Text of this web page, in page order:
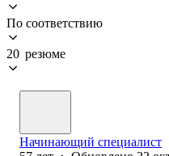
По соответствию
20 резюме
Начинающий специалист